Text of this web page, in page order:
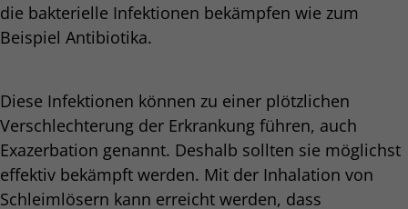
die bakterielle Infektionen bekämpfen wie zum
Beispiel Antibiotika.
Diese Infektionen können zu einer plötzlichen
Verschlechterung der Erkrankung führen, auch
Exazerbation genannt. Deshalb sollten sie möglichst
effektiv bekämpft werden. Mit der Inhalation von
Schleimlösern kann erreicht werden, dass